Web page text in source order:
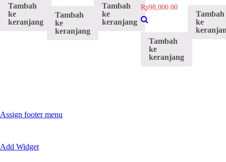
Tambah
ke
keranjang
Tambah
ke
keranjang
Tambah
ke
keranjang
Rp98,000.00
Tambah
ke
keranjang
Tambah
ke
Assign footer menu
Add Widget